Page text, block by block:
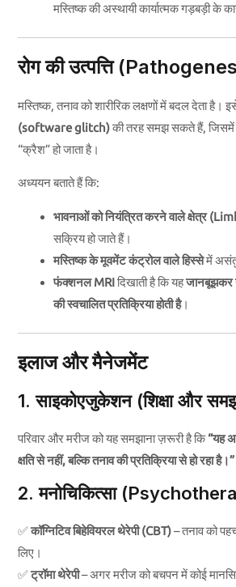
मस्तिष्क की अस्थायी कार्यात्मक गड़बड़ी के
रोग की उत्पत्ति
मस्तिष्क, तनाव को शारीरिक लक्षणों में बदल देता है।
(software glitch)की तरह समझ सकते हैं, जिसमें
“क्रैश” हो जाता है।
अध्ययन बताते हैं कि:
भावनाओं को नियंत्रित करने वाले क्षेत्र
सक्रिय हो जाते हैं।
मस्तिष्क के मूवमेंट कंट्रोल वाले हिस्सेमें
फंक्शनल MRIदिखाती है कि यहजानबूझकर
की स्वचालित प्रतिक्रिया होती है।
इलाज और मैनेजमेंट
1. साइकोएजुकेशन (शिक्षा और
परिवार और मरीज को यह समझाना ज़रूरी है कि“यह
क्षति से नहीं, बल्कि तनाव की प्रतिक्रिया से हो रहा है।”
2. मनोचिकित्सा
✅कॉग्निटिव बिहेवियरल थेरेपी (CBT)– तनाव को
लिए।
✅ट्रॉमा थेरेपी– अगर मरीज को बचपन में कोई